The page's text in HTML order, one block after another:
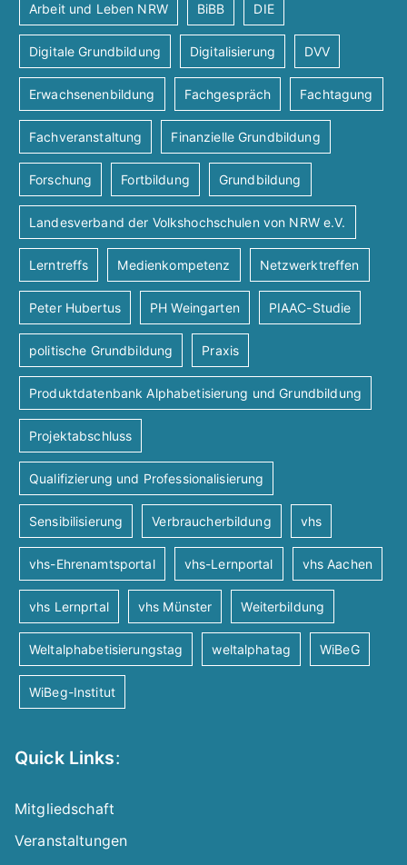
Arbeit und Leben NRW BiBB DIE
Digitale Grundbildung Digitalisierung DVV
Erwachsenenbildung Fachgespräch Fachtagung
Fachveranstaltung Finanzielle Grundbildung
Forschung Fortbildung Grundbildung
Landesverband der Volkshochschulen von NRW e.V.
Lerntreffs Medienkompetenz Netzwerktreffen
Peter Hubertus PH Weingarten PIAAC-Studie
politische Grundbildung Praxis
Produktdatenbank Alphabetisierung und Grundbildung
Projektabschluss
Qualifizierung und Professionalisierung
Sensibilisierung Verbraucherbildung vhs
vhs-Ehrenamtsportal vhs-Lernportal vhs Aachen
vhs Lernprtal vhs Münster Weiterbildung
Weltalphabetisierungstag weltalphatag WiBeG
WiBeg-Institut
Quick Links:
Mitgliedschaft
Veranstaltungen